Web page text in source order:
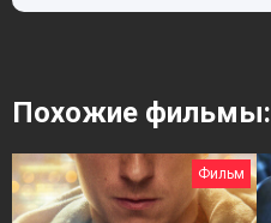
Похожие фильмы:
Фильм